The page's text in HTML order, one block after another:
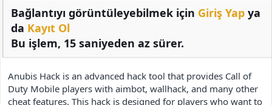
Bağlantıyı görüntüleyebilmek için Giriş Yap ya
da Kayıt Ol
Bu işlem, 15 saniyeden az sürer.
Anubis Hack is an advanced hack tool that provides Call of
Duty Mobile players with aimbot, wallhack, and many other
cheat features. This hack is designed for players who want to